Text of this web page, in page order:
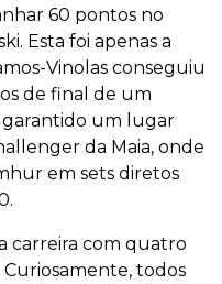
60 pontos no
Esta foi apenas a
Vinolas conseguiu
de final de um
um lugar
da Maia, onde
em sets diretos
carreira com quatro
todos